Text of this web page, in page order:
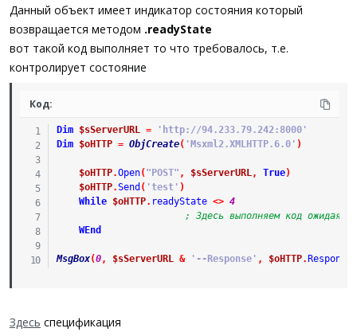
Данный объект имеет индикатор состояния который
возвращается методом .readyState
вот такой код выполняет то что требовалось, т.е.
контролирует состояние
Код:
Dim $sServerURL =
'http://94.233.79.242:8000'
Dim
$oHTTP = ObjCreate( 'Msxml2.XMLHTTP.6.0' )
$oHTTP.Open( "POST" , $sServerURL, True)
$oHTTP.Send ( 'test' )
While
$oHTTP. readyState <> 4
; Здесь выполняем код ожидая
WEnd
MsgBox(0, $sServerURL & '--Response' , $oHTTP.
Здесь спецификация